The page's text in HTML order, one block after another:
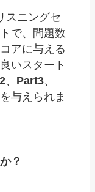
スニングセ
で、問題数
アに与える
いスタート
、 Part3、
与えられま
？